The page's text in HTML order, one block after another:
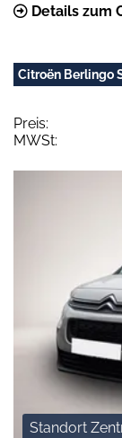
Details zum
Citroën Berlingo
Preis:
MWSt:
Standort